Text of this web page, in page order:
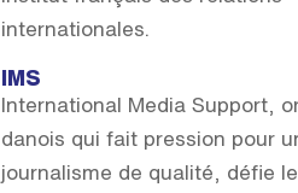
internationales.
IMS
International Media Support,
danois qui fait pression pour
journalisme de qualité, défie